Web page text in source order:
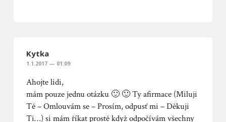
Kytka
1.1.2017 — 01:09
Ahojte lidi,
mám pouze jednu otázku 🙂 🙂 Ty afirmace (Miluji
Tě – Omlouvám se – Prosím, odpusť mi – Děkuji
Ti…) si mám říkat prostě když odpočívám všechny